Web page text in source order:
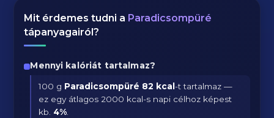
Mit érdemes tudni a Paradicsompüré
tápanyagairól?
Mennyi kalóriát tartalmaz?
100 g Paradicsompüré 82 kcal-t tartalmaz —
ez egy átlagos 2000 kcal-s napi célhoz képest
kb. 4%